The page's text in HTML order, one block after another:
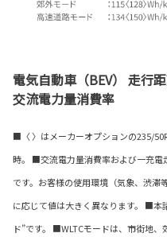
電気自動車（BEV） 走行
交流電力量消費率
■〈 〉はメーカーオプションの235/
時。 ■交流電力量消費率および一充電
です。お客様の使用環境（気象、渋滞
に応じて値は大きく異なります。 ■本
ド”です。 ■WLTCモードは、市街地